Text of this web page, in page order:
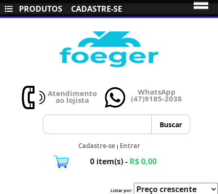
PRODUTOS CADASTRE-SE
Atendimento
ao lojista
WhatsApp
(47)9185-2038
Cadastre-se | Entrar
0 item(s) - R$ 0,00
Listar por: